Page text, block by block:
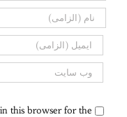
this browser for the